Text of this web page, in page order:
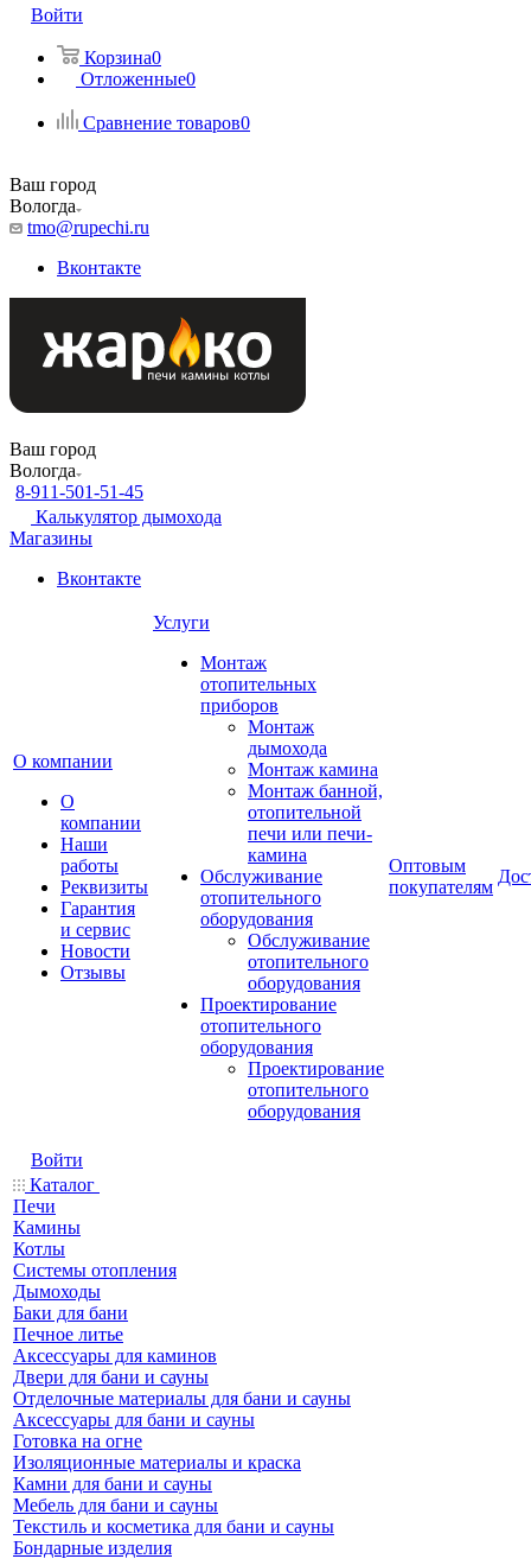
Войти
Корзина0
Отложенные0
Сравнение товаров0
Ваш город
Вологда
tmo@rupechi.ru
Вконтакте
Ваш город
Вологда
8-911-501-51-45
Калькулятор дымохода
Магазины
Вконтакте
О компании
О
компании
Наши
работы
Реквизиты
Гарантия
и сервис
Новости
Отзывы
Услуги
Монтаж
отопительных
приборов
Монтаж
дымохода
Монтаж камина
Монтаж банной,
отопительной
печи или печи-
камина
Обслуживание
отопительного
оборудования
Обслуживание
отопительного
оборудования
Проектирование
отопительного
оборудования
Проектирование
отопительного
оборудования
Оптовым
покупателям
Войти
Каталог
Печи
Камины
Котлы
Системы отопления
Дымоходы
Баки для бани
Печное литье
Аксессуары для каминов
Двери для бани и сауны
Отделочные материалы для бани и сауны
Аксессуары для бани и сауны
Готовка на огне
Изоляционные материалы и краска
Камни для бани и сауны
Мебель для бани и сауны
Текстиль и косметика для бани и сауны
Бондарные изделия